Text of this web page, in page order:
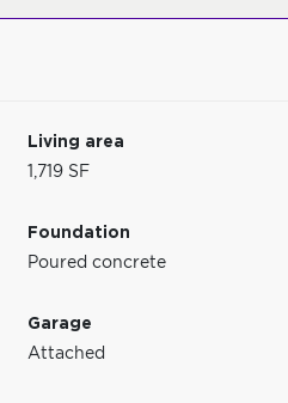
Living area
1,719 SF
Foundation
Poured concrete
Garage
Attached